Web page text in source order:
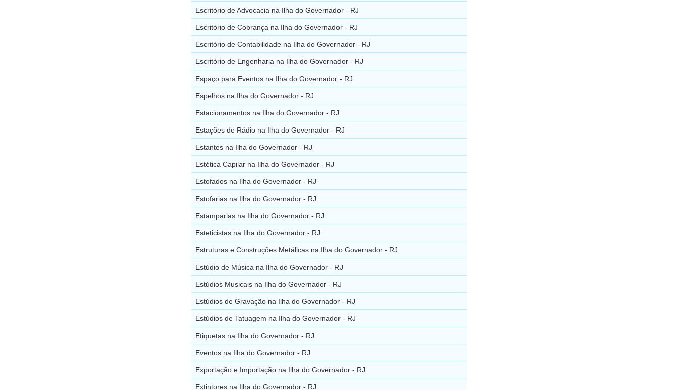
Escritório de Advocacia na Ilha do Governador - RJ
Escritório de Cobrança na Ilha do Governador - RJ
Escritório de Contabilidade na Ilha do Governador - RJ
Escritório de Engenharia na Ilha do Governador - RJ
Espaço para Eventos na Ilha do Governador - RJ
Espelhos na Ilha do Governador - RJ
Estacionamentos na Ilha do Governador - RJ
Estações de Rádio na Ilha do Governador - RJ
Estantes na Ilha do Governador - RJ
Estética Capilar na Ilha do Governador - RJ
Estofados na Ilha do Governador - RJ
Estofarias na Ilha do Governador - RJ
Estamparias na Ilha do Governador - RJ
Esteticistas na Ilha do Governador - RJ
Estruturas e Construções Metálicas na Ilha do Governador - RJ
Estúdio de Música na Ilha do Governador - RJ
Estúdios Musicais na Ilha do Governador - RJ
Estúdios de Gravação na Ilha do Governador - RJ
Estúdios de Tatuagem na Ilha do Governador - RJ
Etiquetas na Ilha do Governador - RJ
Eventos na Ilha do Governador - RJ
Exportação e Importação na Ilha do Governador - RJ
Extintores na Ilha do Governador - RJ